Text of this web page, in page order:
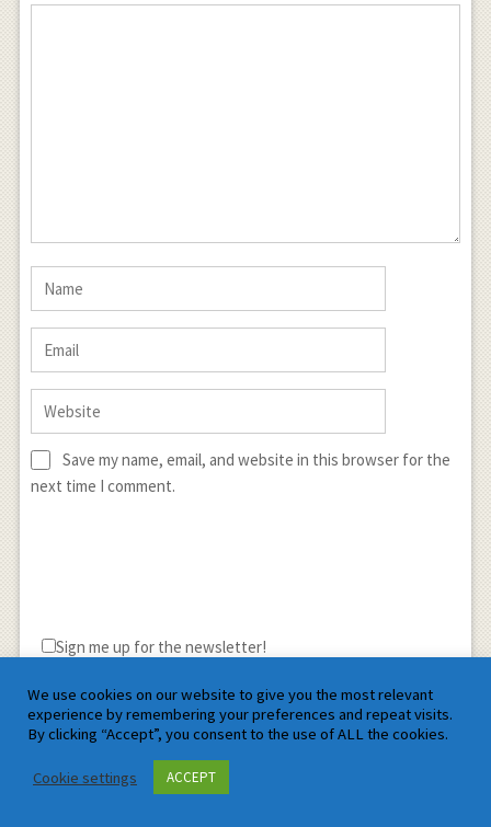
Save my name, email, and website in this browser for the
next time I comment.
Sign me up for the newsletter!
We use cookies on our website to give you the most relevant
experience by remembering your preferences and repeat visits.
By clicking “Accept”, you consent to the use of ALL the cookies.
Cookie settings ACCEPT